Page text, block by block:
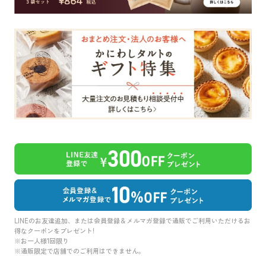
LINEのお友達追加、または会員登録＆メルマガ登録で通販でご利用いただけるお
得なクーポンをプレゼント!
※お一人様1回限り
※通販限定で店舗でのご利用はできません。